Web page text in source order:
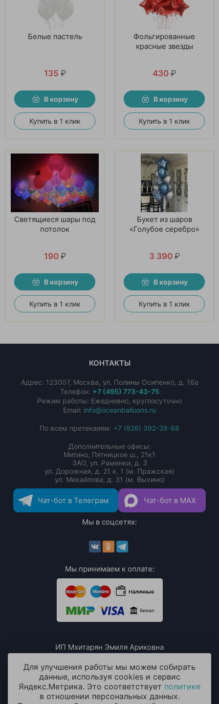
Белые пастель
135 ₽
В корзину
Купить в 1 клик
Фольгированные
красные звезды
430 ₽
В корзину
Купить в 1 клик
Светящиеся шары под
потолок
190 ₽
В корзину
Купить в 1 клик
Букет из шаров
«Голубое серебро»
3 390 ₽
В корзину
Купить в 1 клик
КОНТАКТЫ
Адрес: 123007, Москва, ул. Полины Осипенко, д. 16а
Телефон: +7 (495) 773-43-75
Режим работы: Ежедневно, круглосуточно
Email: info@oceanballoons.ru
По всем претензиям: +7 (926) 392-39-88
Дополнительные офисы:
Митино, Пятницкое ш., 21к1
ЗАО, ул. Раменки, д. 3
ул. Дорожная, д. 21 к. 1 (м. Пражская)
ул. Михайлова, д. 31 (м. Выхино)
Чат-бот в Телеграм Чат-бот в MAX
Мы в соцсетях:
Мы принимаем к оплате:
ИП Мхитарян Эмиля Ариковна
ИНН: 771385063807
ОГРН / ОГРНИП: 319508100076230
Для улучшения работы мы можем собирать
данные, используя cookies и сервис
Яндекс.Метрика. Это соответствует политике
в отношении персональных данных.